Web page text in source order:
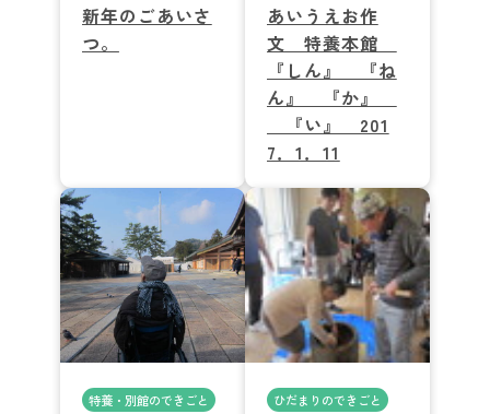
新年のごあいさ
つ。
あいうえお作
文 特養本館
『しん』 『ね
ん』 『か』
『い』 201
7．1．11
特養・別館のできごと ひだまりのできごと